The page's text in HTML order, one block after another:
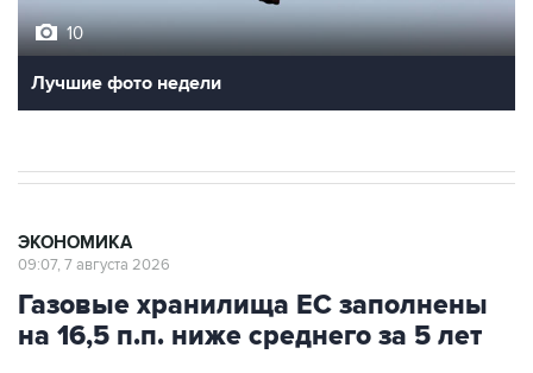
10
Лучшие фото недели
ЭКОНОМИКА
09:07, 7 августа 2026
Газовые хранилища ЕС заполнены
на 16,5 п.п. ниже среднего за 5 лет